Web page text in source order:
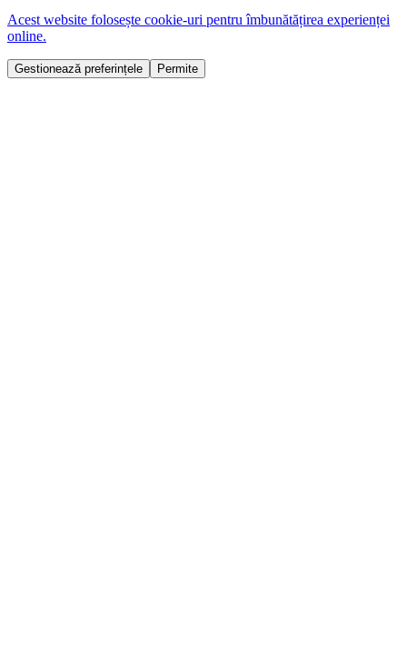
Acest website folosește cookie-uri pentru îmbunătățirea experienței
online.
Gestionează preferințele Permite